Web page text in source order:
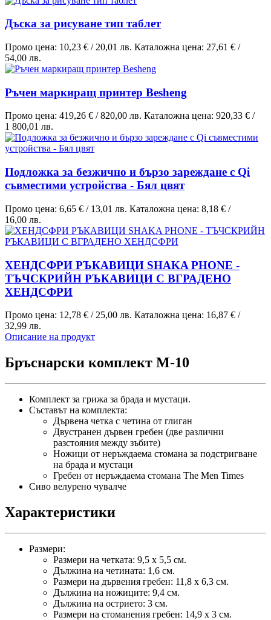
Дъска за рисуване тип таблет
Промо цена: 10,23 € / 20,01 лв. Каталожна цена: 27,61 € /
54,00 лв.
Ръчен маркиращ принтер Besheng
Промо цена: 419,26 € /820,00 лв. Каталожна цена: 920,33 € /
1 800,01 лв.
Подложка за безжично и бързо зареждане с Qi
съвместими устройства - Бял цвят
Промо цена: 6,65 € / 13,01 лв. Каталожна цена: 8,18 € /
16,00 лв.
ХЕНДСФРИ РЪКАВИЦИ SHAKA PHONE -
ТЪЧСКРИЙН РЪКАВИЦИ С ВГРАДЕНО
ХЕНДСФРИ
Промо цена: 12,78 € / 25,00 лв. Каталожна цена: 16,87 € /
32,99 лв.
Описание на продукт
Бръснарски комплект M-10
Комплект за грижа за брада и мустаци.
Съставът на комплекта:
Дървена четка с четина от глиган
Двустранен дървен гребен (две различни
разстояния между зъбите)
Ножици от неръждаема стомана за подстригване
на брада и мустаци
Гребен от неръждаема стомана The Men Times
Сиво велурено чувалче
Характеристики
Размери:
Размери на четката: 9,5 х 5,5 см.
Дължина на четината: 1,6 см.
Размери на дървения гребен: 11,8 х 6,3 см.
Дължина на ножиците: 9,4 см.
Дължина на острието: 3 см.
Размери на стоманения гребен: 14,9 х 3 см.